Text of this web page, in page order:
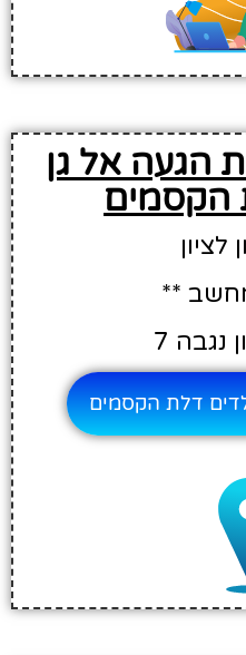
הגעה אל גן
הקסמים
**
7
דלת הקסמים